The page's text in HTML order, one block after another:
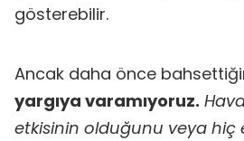
gösterebilir.
Ancak daha önce
yargıya varamıyoruz.
etkisinin olduğunu veya hiç